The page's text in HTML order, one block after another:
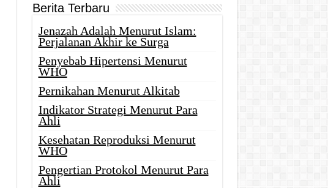
Berita Terbaru
Jenazah Adalah Menurut Islam:
Perjalanan Akhir ke Surga
Penyebab Hipertensi Menurut
WHO
Pernikahan Menurut Alkitab
Indikator Strategi Menurut Para
Ahli
Kesehatan Reproduksi Menurut
WHO
Pengertian Protokol Menurut Para
Ahli